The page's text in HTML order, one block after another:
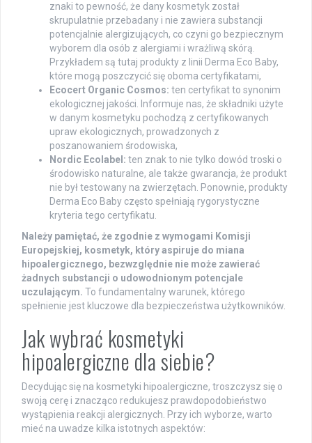
znaki to pewność, że dany kosmetyk został
skrupulatnie przebadany i nie zawiera substancji
potencjalnie alergizujących, co czyni go bezpiecznym
wyborem dla osób z alergiami i wrażliwą skórą.
Przykładem są tutaj produkty z linii Derma Eco Baby,
które mogą poszczycić się oboma certyfikatami,
Ecocert Organic Cosmos: ten certyfikat to synonim
ekologicznej jakości. Informuje nas, że składniki użyte
w danym kosmetyku pochodzą z certyfikowanych
upraw ekologicznych, prowadzonych z
poszanowaniem środowiska,
Nordic Ecolabel: ten znak to nie tylko dowód troski o
środowisko naturalne, ale także gwarancja, że produkt
nie był testowany na zwierzętach. Ponownie, produkty
Derma Eco Baby często spełniają rygorystyczne
kryteria tego certyfikatu.
Należy pamiętać, że zgodnie z wymogami Komisji
Europejskiej, kosmetyk, który aspiruje do miana
hipoalergicznego, bezwzględnie nie może zawierać
żadnych substancji o udowodnionym potencjale
uczulającym. To fundamentalny warunek, którego
spełnienie jest kluczowe dla bezpieczeństwa użytkowników.
Jak wybrać kosmetyki
hipoalergiczne dla siebie?
Decydując się na kosmetyki hipoalergiczne, troszczysz się o
swoją cerę i znacząco redukujesz prawdopodobieństwo
wystąpienia reakcji alergicznych. Przy ich wyborze, warto
mieć na uwadze kilka istotnych aspektów: